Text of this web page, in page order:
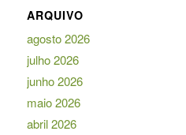
ARQUIVO
agosto 2026
julho 2026
junho 2026
maio 2026
abril 2026